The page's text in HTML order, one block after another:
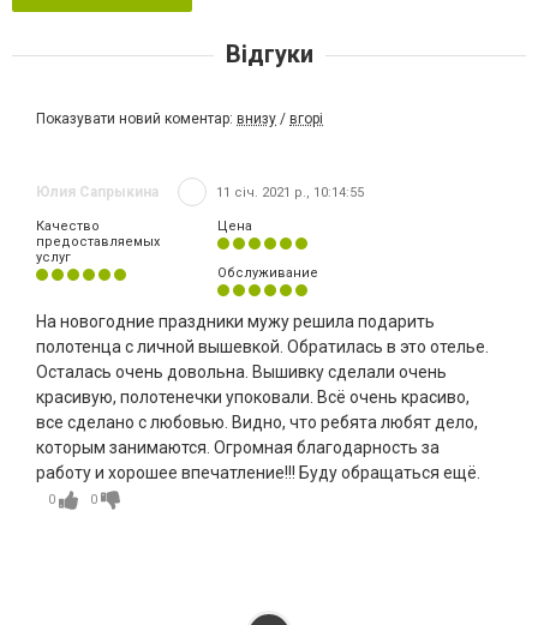
Відгуки
Показувати новий коментар: внизу / вгорі
Юлия Сапрыкина 11 січ. 2021 р., 10:14:55
Качество
предоставляемых
услуг
Цена
Обслуживание
На новогодние праздники мужу решила подарить
полотенца с личной вышевкой. Обратилась в это отелье.
Осталась очень довольна. Вышивку сделали очень
красивую, полотенечки упоковали. Всё очень красиво,
все сделано с любовью. Видно, что ребята любят дело,
которым занимаются. Огромная благодарность за
работу и хорошее впечатление!!! Буду обращаться ещё.
0 0